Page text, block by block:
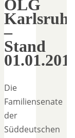
OLG
Karlsruhe
–
Stand
01.01.2012
Die
Familiensenate
der
Süddeutschen